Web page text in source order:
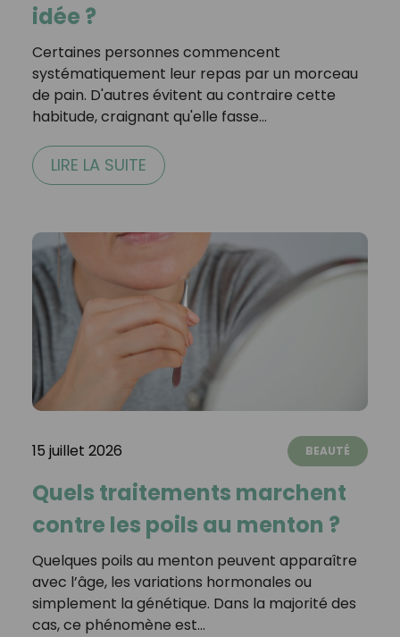
idée ?
Certaines personnes commencent
systématiquement leur repas par un morceau
de pain. D'autres évitent au contraire cette
habitude, craignant qu'elle fasse…
LIRE LA SUITE
15 juillet 2026 BEAUTÉ
Quels traitements marchent
contre les poils au menton ?
Quelques poils au menton peuvent apparaître
avec l’âge, les variations hormonales ou
simplement la génétique. Dans la majorité des
cas, ce phénomène est…